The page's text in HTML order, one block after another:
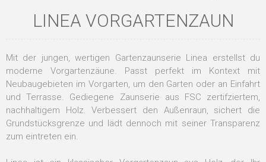
LINEA VORGARTENZAUN
Mit der jungen, wertigen Gartenzaunserie Linea erstellst du
moderne Vorgartenzäune. Passt perfekt im Kontext mit
Neubaugebieten im Vorgarten, um den Garten oder an Einfahrt
und Terrasse. Gediegene Zaunserie aus FSC zertifziertem,
nachhaltigem Holz. Verbessert den Außenraun, sichert die
Grundstücksgrenze und lädt dennoch mit seiner Transparenz
zum eintreten ein.